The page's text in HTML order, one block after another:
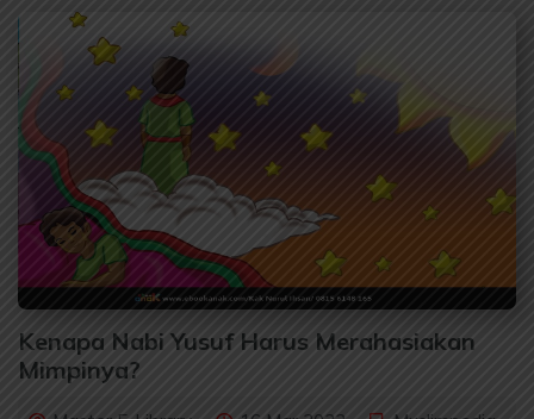
Kenapa Nabi Yusuf Harus Merahasiakan
Mimpinya?